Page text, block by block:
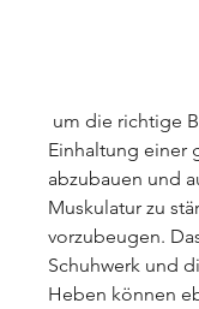
Einhaltung einer
abzubauen und
Muskulatur zu
vorzubeugen.
Schuhwerk und
Heben können